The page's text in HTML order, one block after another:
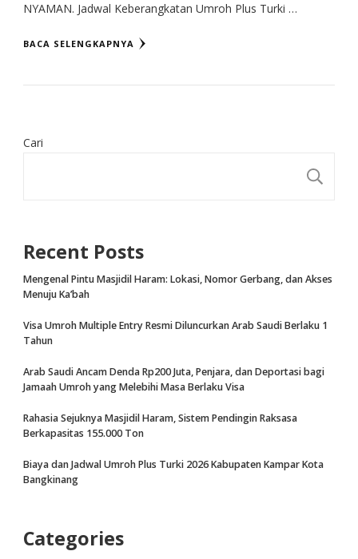
NYAMAN. Jadwal Keberangkatan Umroh Plus Turki …
BACA SELENGKAPNYA
Cari
Recent Posts
Mengenal Pintu Masjidil Haram: Lokasi, Nomor Gerbang, dan Akses
Menuju Ka’bah
Visa Umroh Multiple Entry Resmi Diluncurkan Arab Saudi Berlaku 1
Tahun
Arab Saudi Ancam Denda Rp200 Juta, Penjara, dan Deportasi bagi
Jamaah Umroh yang Melebihi Masa Berlaku Visa
Rahasia Sejuknya Masjidil Haram, Sistem Pendingin Raksasa
Berkapasitas 155.000 Ton
Biaya dan Jadwal Umroh Plus Turki 2026 Kabupaten Kampar Kota
Bangkinang
Categories